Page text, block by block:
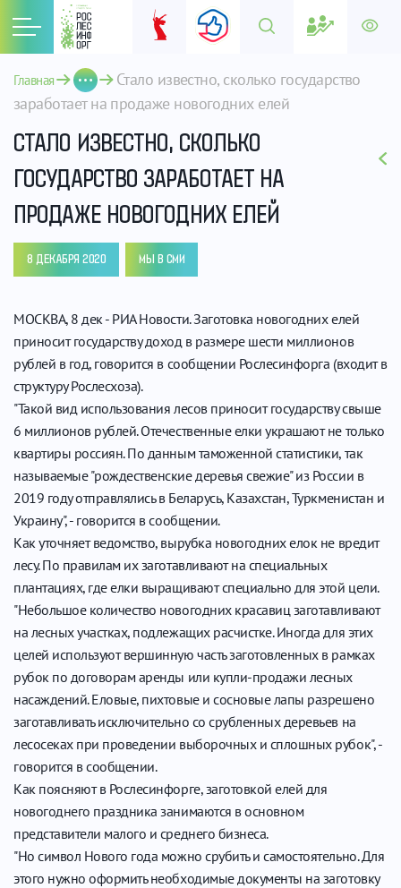
Главная
Стало известно, сколько государство
заработает на продаже новогодних елей
СТАЛО ИЗВЕСТНО, СКОЛЬКО
ГОСУДАРСТВО ЗАРАБОТАЕТ НА
ПРОДАЖЕ НОВОГОДНИХ ЕЛЕЙ
8 ДЕКАБРЯ 2020 МЫ В СМИ
МОСКВА, 8 дек - РИА Новости. Заготовка новогодних елей
приносит государству доход в размере шести миллионов
рублей в год, говорится в сообщении Рослесинфорга (входит в
структуру Рослесхоза).
"Такой вид использования лесов приносит государству свыше
6 миллионов рублей. Отечественные елки украшают не только
квартиры россиян. По данным таможенной статистики, так
называемые "рождественские деревья свежие" из России в
2019 году отправлялись в Беларусь, Казахстан, Туркменистан и
Украину", - говорится в сообщении.
Как уточняет ведомство, вырубка новогодних елок не вредит
лесу. По правилам их заготавливают на специальных
плантациях, где елки выращивают специально для этой цели.
"Небольшое количество новогодних красавиц заготавливают
на лесных участках, подлежащих расчистке. Иногда для этих
целей используют вершинную часть заготовленных в рамках
рубок по договорам аренды или купли-продажи лесных
насаждений. Еловые, пихтовые и сосновые лапы разрешено
заготавливать исключительно со срубленных деревьев на
лесосеках при проведении выборочных и сплошных рубок", -
говорится в сообщении.
Как поясняют в Рослесинфорге, заготовкой елей для
новогоднего праздника занимаются в основном
представители малого и среднего бизнеса.
"Но символ Нового года можно срубить и самостоятельно. Для
этого нужно оформить необходимые документы на заготовку